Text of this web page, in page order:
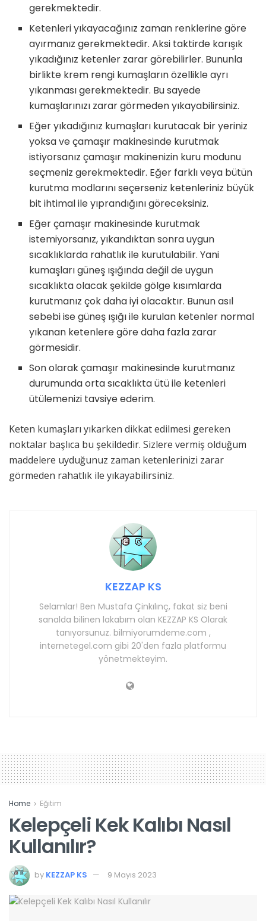
gerekmektedir.
Ketenleri yıkayacağınız zaman renklerine göre
ayırmanız gerekmektedir. Aksi taktirde karışık
yıkadığınız ketenler zarar görebilirler. Bununla
birlikte krem rengi kumaşların özellikle ayrı
yıkanması gerekmektedir. Bu sayede
kumaşlarınızı zarar görmeden yıkayabilirsiniz.
Eğer yıkadığınız kumaşları kurutacak bir yeriniz
yoksa ve çamaşır makinesinde kurutmak
istiyorsanız çamaşır makinenizin kuru modunu
seçmeniz gerekmektedir. Eğer farklı veya bütün
kurutma modlarını seçerseniz ketenleriniz büyük
bit ihtimal ile yıprandığını göreceksiniz.
Eğer çamaşır makinesinde kurutmak
istemiyorsanız, yıkandıktan sonra uygun
sıcaklıklarda rahatlık ile kurutulabilir. Yani
kumaşları güneş ışığında değil de uygun
sıcaklıkta olacak şekilde gölge kısımlarda
kurutmanız çok daha iyi olacaktır. Bunun asıl
sebebi ise güneş ışığı ile kurulan ketenler normal
yıkanan ketenlere göre daha fazla zarar
görmesidir.
Son olarak çamaşır makinesinde kurutmanız
durumunda orta sıcaklıkta ütü ile ketenleri
ütülemenizi tavsiye ederim.
Keten kumaşları yıkarken dikkat edilmesi gereken
noktalar başlıca bu şekildedir. Sizlere vermiş olduğum
maddelere uyduğunuz zaman ketenlerinizi zarar
görmeden rahatlık ile yıkayabilirsiniz.
KEZZAP KS
Selamlar! Ben Mustafa Çinkılınç, fakat siz beni
sanalda bilinen lakabım olan KEZZAP KS Olarak
tanıyorsunuz. bilmiyorumdeme.com ,
internetegel.com gibi 20'den fazla platformu
yönetmekteyim.
Home Eğitim
Kelepçeli Kek Kalıbı Nasıl
Kullanılır?
by KEZZAP KS 9 Mayıs 2023